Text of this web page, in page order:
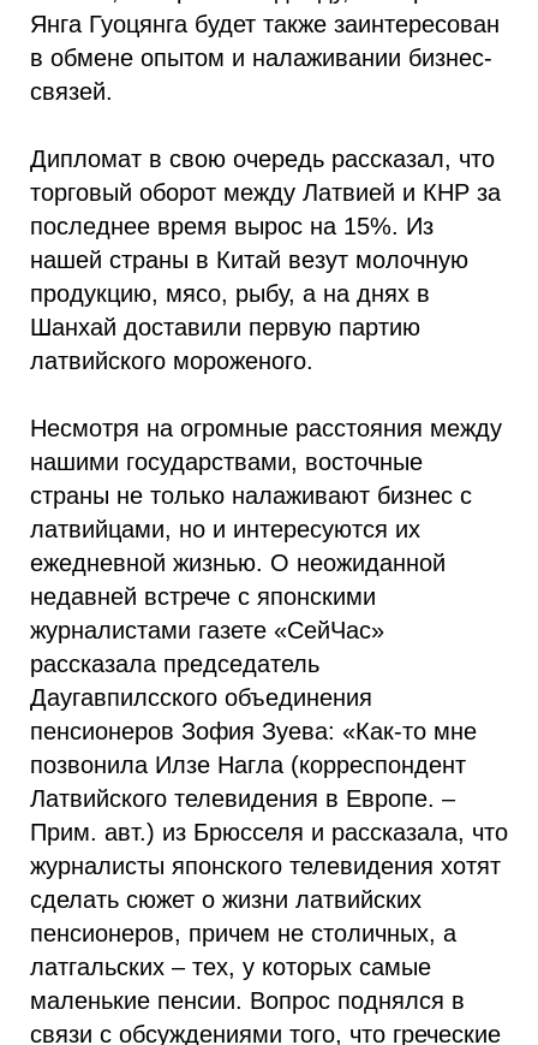
Янга Гуоцянга будет также заинтересован
в обмене опытом и налаживании бизнес-
связей.
Дипломат в свою очередь рассказал, что
торговый оборот между Латвией и КНР за
последнее время вырос на 15%. Из
нашей страны в Китай везут молочную
продукцию, мясо, рыбу, а на днях в
Шанхай доставили первую партию
латвийского мороженого.
Несмотря на огромные расстояния между
нашими государствами, восточные
страны не только налаживают бизнес с
латвийцами, но и интересуются их
ежедневной жизнью. О неожиданной
недавней встрече с японскими
журналистами газете «СейЧас»
рассказала председатель
Даугавпилсского объединения
пенсионеров Зофия Зуева: «Как-то мне
позвонила Илзе Нагла (корреспондент
Латвийского телевидения в Европе. –
Прим. авт.) из Брюсселя и рассказала, что
журналисты японского телевидения хотят
сделать сюжет о жизни латвийских
пенсионеров, причем не столичных, а
латгальских – тех, у которых самые
маленькие пенсии. Вопрос поднялся в
связи с обсуждениями того, что греческие